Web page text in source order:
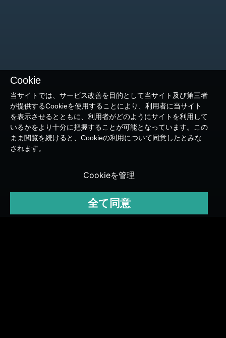
Cookie
当サイトでは、サービス改善を目的として当サイト及び第三者
が提供するCookieを使用することにより、利用者に当サイト
を表示させるとともに、利用者がどのようにサイトを利用して
いるかをより十分に把握することが可能となっています。この
まま閲覧を続けると、Cookieの利用について同意したとみな
されます。
Cookieを管理
全て同意